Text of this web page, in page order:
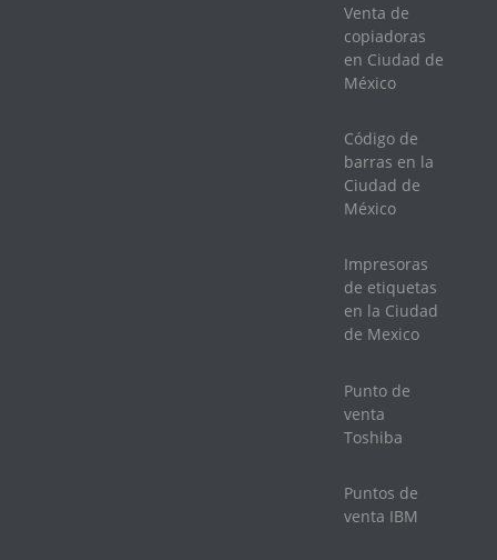
Venta de
copiadoras
en Ciudad de
México
Código de
barras en la
Ciudad de
México
Impresoras
de etiquetas
en la Ciudad
de Mexico
Punto de
venta
Toshiba
Puntos de
venta IBM